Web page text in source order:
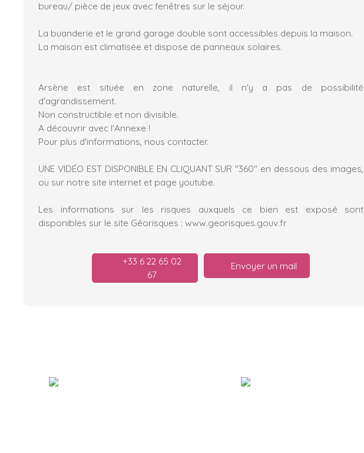
bureau/ pièce de jeux avec fenêtres sur le séjour.
La buanderie et le grand garage double sont accessibles depuis la maison.
La maison est climatisée et dispose de panneaux solaires.
Arsène est située en zone naturelle, il n'y a pas de possibilité
d'agrandissement.
Non constructible et non divisible.
A découvrir avec l'Annexe !
Pour plus d'informations, nous contacter.
UNE VIDÉO EST DISPONIBLE EN CLIQUANT SUR "360" en dessous des images,
ou sur notre site internet et page youtube.
Les informations sur les risques auxquels ce bien est exposé sont
disponibles sur le site Géorisques : www.georisques.gouv.fr
+33 6 22 65 02
67
Envoyer un mail